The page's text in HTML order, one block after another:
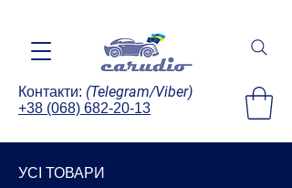
Контакти: (Telegram/Viber)
+38 (068) 682-20-13
УСІ ТОВАРИ